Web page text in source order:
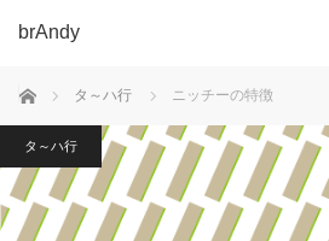
brAndy
ホーム タ～ハ行 ニッチーの特徴
タ～ハ行